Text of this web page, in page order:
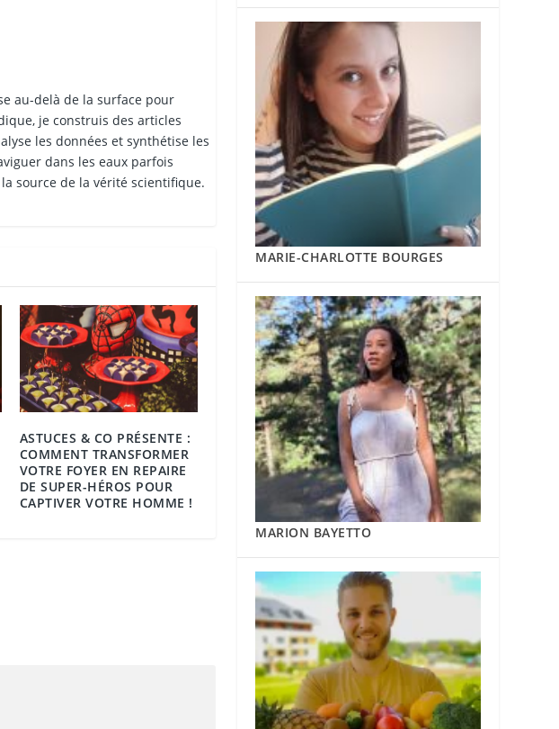
au-delà de la surface pour
je construis des articles
les données et synthétise les
dans les eaux parfois
source de la vérité scientifique.
ASTUCES & CO PRÉSENTE :
COMMENT TRANSFORMER
VOTRE FOYER EN REPAIRE
DE SUPER-HÉROS POUR
CAPTIVER VOTRE HOMME !
MARIE-CHARLOTTE BOURGES
MARION BAYETTO